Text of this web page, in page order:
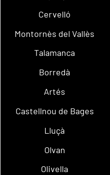
Cervelló
Montornès del Vallès
Talamanca
Borredà
Artés
Castellnou de Bages
Lluçà
Olvan
Olivella